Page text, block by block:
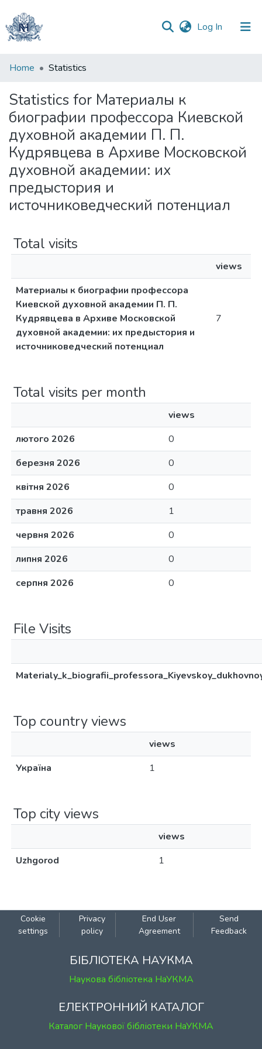
Log In (current)
Communities
Collections
All of DSpace
Home Statistics
Statistics for Материалы к
биографии профессора Киевской
духовной академии П. П.
Кудрявцева в Архиве Московской
духовной академии: их
предыстория и
источниковедческий потенциал
Total visits
views
Материалы к биографии профессора
Киевской духовной академии П. П.
Кудрявцева в Архиве Московской
духовной академии: их предыстория и
источниковедческий потенциал
7
Total visits per month
views
лютого 2026
0
березня 2026
0
квітня 2026
0
травня 2026
1
червня 2026
0
липня 2026
0
серпня 2026
0
File Visits
Top country views
views
Україна
1
Top city views
views
Uzhgorod
1
Cookie
settings
Privacy
policy
End User
Agreement
Send
Feedback
БІБЛІОТЕКА НАУКМА
Наукова бібліотека НаУКМА
ЕЛЕКТРОННИЙ КАТАЛОГ
Каталог Наукової бібліотеки НаУКМА